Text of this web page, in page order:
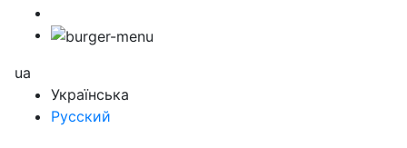
ua
Українська
Русский